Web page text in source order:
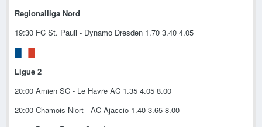
Regionalliga Nord
19:30 FC St. Pauli - Dynamo Dresden 1.70 3.40 4.05
Ligue 2
20:00 Amien SC - Le Havre AC 1.35 4.05 8.00
20:00 Chamois Niort - AC Ajaccio 1.40 3.65 8.00